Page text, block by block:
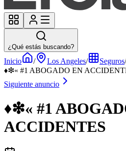
¿Qué estás buscando?
Inicio / Los Angeles/ Seguros/
♦❇« #1 ABOGADO EN
Siguiente anuncio
♦❇« #1
ACCIDENTES